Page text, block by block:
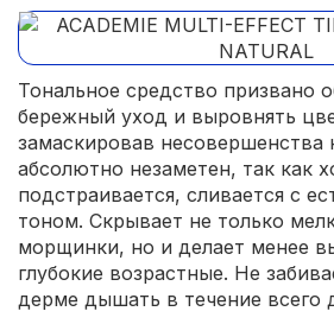
Тональное средство призвано
бережный уход и выровнять
замаскировав
абсолютно незаметен, так как
подстраивается, сливается с
тоном. Скрывает не только
морщинки, но и делает менее
глубокие возрастные. Не
дерме дышать в течение всего